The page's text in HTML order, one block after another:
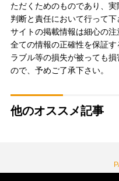
ただくためのものであり、
判断と責任において行って
サイトの掲載情報は細心の
全ての情報の正確性を保証
ラブル等の損失が被っても
ので、予めご了承下さい。
他のオススメ記事